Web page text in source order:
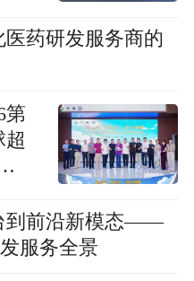
药研发服务商的
第
到前沿新模态——
服务全景